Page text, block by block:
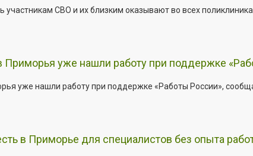
СВО и их близким оказывают во всех
Приморья уже нашли работу при поддержке
уже нашли работу при поддержке «Работы России»,
в Приморье для специалистов без опыта